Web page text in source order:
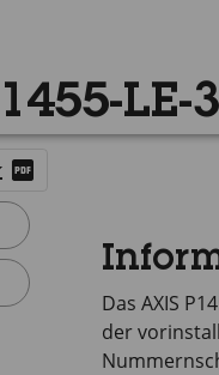
Das AXIS
der